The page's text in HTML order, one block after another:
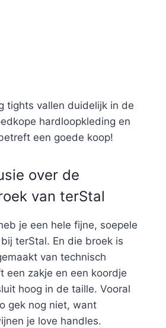
tights vallen duidelijk in de
hardloopkleding en
een goede koop!
over de
van terStal
je een hele fijne, soepele
terStal. En die broek is
van technisch
een zakje en een koordje
hoog in de taille. Vooral
gek nog niet, want
je love handles.